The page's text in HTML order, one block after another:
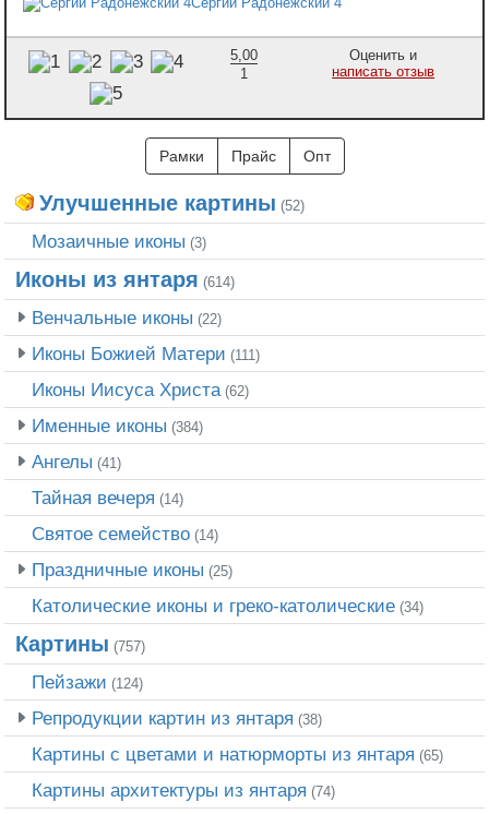
5,00
1
Оценить и
написать отзыв
Рамки Прайс Опт
Улучшенные картины (52)
Мозаичные иконы (3)
Иконы из янтаря (614)
Венчальные иконы (22)
Иконы Божией Матери (111)
Иконы Иисуса Христа(62)
Именные иконы (384)
Ангелы (41)
Тайная вечеря (14)
Святое семейство (14)
Праздничные иконы (25)
Католические иконы и греко-католические (34)
Картины (757)
Пейзажи (124)
Репродукции картин из янтаря (38)
Картины с цветами и натюрморты из янтаря (65)
Картины архитектуры из янтаря (74)